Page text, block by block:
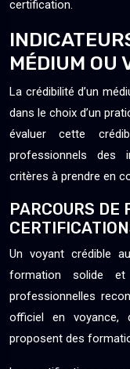
certification.
MÉDIUM OU
La crédibilité d’un
dans le choix d’un
évaluer cette
professionnels des
critères à prendre en
PARCOURS DE
Un voyant crédible
formation solide et
professionnelles
officiel en voyance,
proposent des